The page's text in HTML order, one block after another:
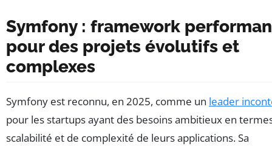
Symfony : framework
pour des projets évolutifs et
complexes
Symfony est reconnu, en 2025, comme un leader
pour les startups ayant des besoins ambitieux en
scalabilité et de complexité de leurs applications. Sa